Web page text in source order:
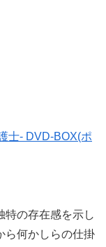
士- DVD-BOX(ポ
特の存在感を示し
ら何かしらの仕掛